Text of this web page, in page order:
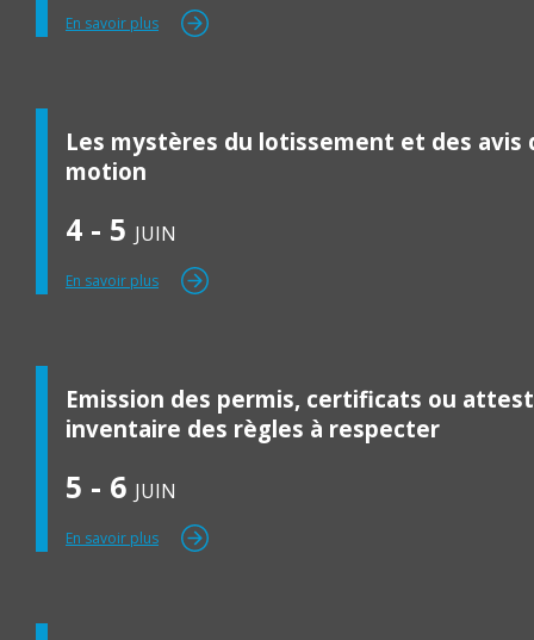
En savoir plus
Les mystères du lotissement et des avis
motion
4 - 5 JUIN
En savoir plus
Emission des permis, certificats ou
inventaire des règles à respecter
5 - 6 JUIN
En savoir plus